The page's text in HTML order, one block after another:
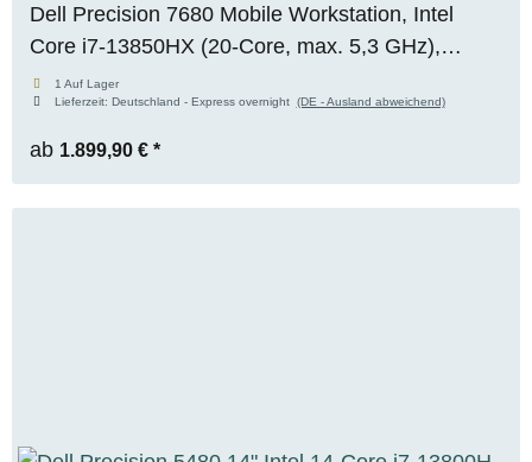
Dell Precision 7680 Mobile Workstation, Intel
Core i7-13850HX (20-Core, max. 5,3 GHz),
NVIDIA RTX A1000 Mobile (6 GB VRAM), 32 GB
DDR5, 1x 512 GB M.2 NVMe SSD, WUXGA,
Windows 11 Pro
1 Auf Lager
Lieferzeit: Deutschland - Express overnight (DE - Ausland abweichend)
ab 1.899,90 € *